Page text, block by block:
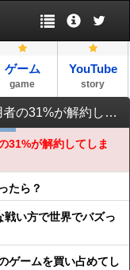
ゲーム
game
YouTube
story
【悲報】ネットフリックスさん、利用者の31%が解約してしまう・・・・・
31%が解約してしま
たら？
戦い方で世界でバズっ
ゲームを買い占めてし